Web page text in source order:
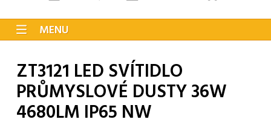
MENU
ZT3121 LED SVÍTIDLO
PRŮMYSLOVÉ DUSTY 36W
4680LM IP65 NW